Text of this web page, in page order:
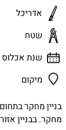
אדריכל
שטח
שנת אכלוס
מיקום
בניין מחקר
מחקר. בבניין